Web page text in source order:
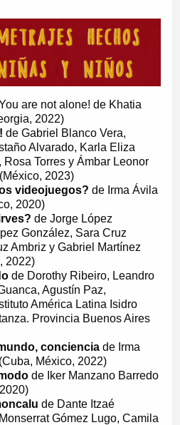
are not alone! de Khatia
2022)
de Gabriel Blanco Vera,
Alvarado, Karla Eliza
Rosa Torres y Ámbar Leonor
2023)
videojuegos? de Irma Ávila
2020)
de Jorge López
González, Sara Cruz
Ambriz y Gabriel Martínez
2022)
de Dorothy Ribeiro, Leandro
Agustín Paz,
América Latina Isidro
Provincia Buenos Aires
conciencia de Irma
México, 2022)
de Iker Manzano Barredo
de Dante Itzaé
Gómez Lugo, Camila